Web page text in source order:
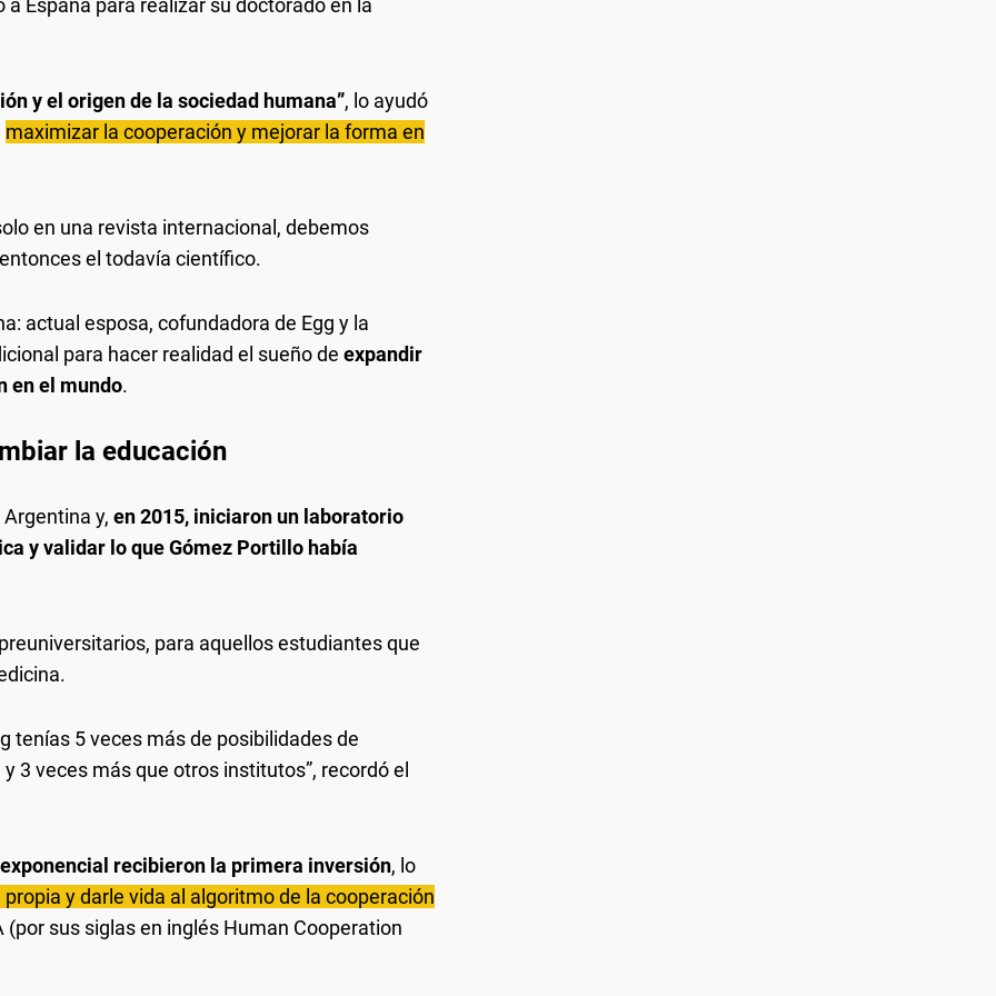
España para realizar su doctorado en la
y el origen de la sociedad humana”, lo ayudó
maximizar la cooperación y mejorar la forma en
en una revista internacional, debemos
el todavía científico.
actual esposa, cofundadora de Egg y la
para hacer realidad el sueño de expandir
en el mundo.
la educación
y, en 2015, iniciaron un laboratorio
y validar lo que Gómez Portillo había
para aquellos estudiantes que
tenías 5 veces más de posibilidades de
3 veces más que otros institutos”, recordó el
recibieron la primera inversión, lo
y darle vida al algoritmo de la cooperación
sus siglas en inglés Human Cooperation